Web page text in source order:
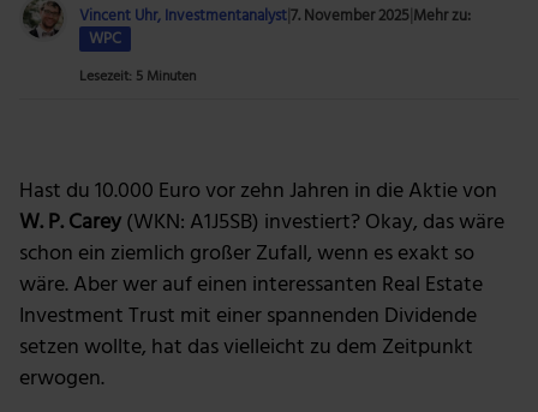
Vincent Uhr, Investmentanalyst7. November 2025Mehr zu:
WPC
Lesezeit: 5 Minuten
Hast du 10.000 Euro vor zehn Jahren in die Aktie von
W. P. Carey(WKN: A1J5SB) investiert? Okay, das wäre
schon ein ziemlich großer Zufall, wenn es exakt so
wäre. Aber wer auf einen interessanten Real Estate
Investment Trust mit einer spannenden Dividende
setzen wollte, hat das vielleicht zu dem Zeitpunkt
erwogen.